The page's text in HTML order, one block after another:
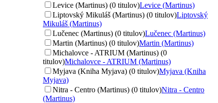
Levice (Martinus) (0 titulov)Levice (Martinus)
Liptovský Mikuláš (Martinus) (0 titulov)Liptovský
Mikuláš (Martinus)
Lučenec (Martinus) (0 titulov)Lučenec (Martinus)
Martin (Martinus) (0 titulov)Martin (Martinus)
Michalovce - ATRIUM (Martinus) (0
titulov)Michalovce - ATRIUM (Martinus)
Myjava (Kniha Myjava) (0 titulov)Myjava (Kniha
Myjava)
Nitra - Centro (Martinus) (0 titulov)Nitra - Centro
(Martinus)